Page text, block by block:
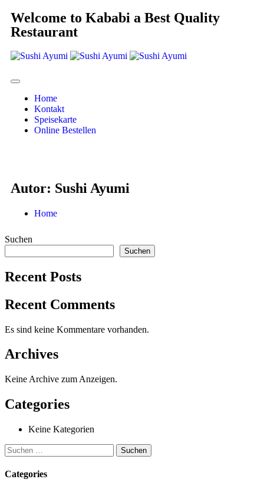
Welcome to Kababi a Best Quality
Restaurant
Home
Kontakt
Speisekarte
Online Bestellen
Autor: Sushi Ayumi
Home
Suchen
Suchen
Recent Posts
Recent Comments
Es sind keine Kommentare vorhanden.
Archives
Keine Archive zum Anzeigen.
Categories
Keine Kategorien
Categories